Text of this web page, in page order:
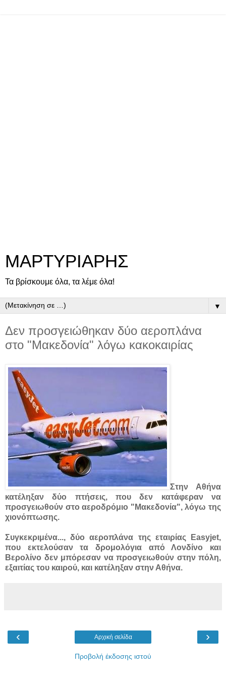
ΜΑΡΤΥΡΙΑΡΗΣ
Τα βρίσκουμε όλα, τα λέμε όλα!
▼
Δεν προσγειώθηκαν δύο αεροπλάνα
στο "Μακεδονία" λόγω κακοκαιρίας
Στην Αθήνα
κατέληξαν δύο πτήσεις, που δεν κατάφεραν να
προσγειωθούν στο αεροδρόμιο "Μακεδονία", λόγω της
χιονόπτωσης.
Συγκεκριμένα..., δύο αεροπλάνα της εταιρίας Easyjet,
που εκτελούσαν τα δρομολόγια από Λονδίνο και
Βερολίνο δεν μπόρεσαν να προσγειωθούν στην πόλη,
εξαιτίας του καιρού, και κατέληξαν στην Αθήνα.
‹ ›
Αρχική σελίδα
Προβολή έκδοσης ιστού